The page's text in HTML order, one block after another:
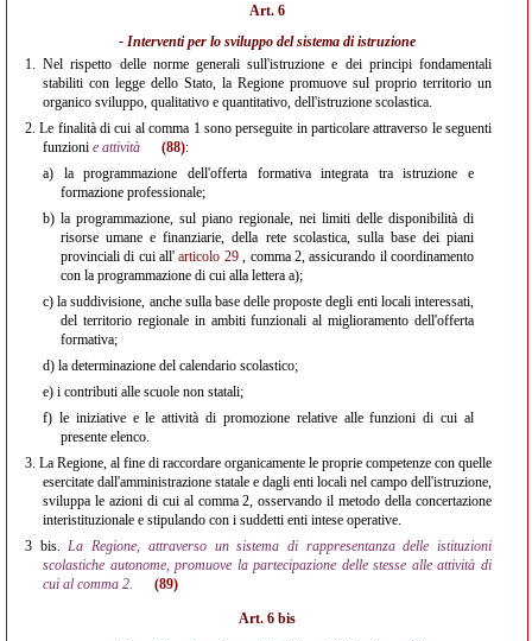
Art. 6
- Interventi per lo sviluppo del sistema di istruzione
1.Nel rispetto delle norme generali sull'istruzione e dei principi fondamentali
stabiliti con legge dello Stato, la Regione promuove sul proprio territorio un
organico sviluppo, qualitativo e quantitativo, dell'istruzione scolastica.
2.Le finalità di cui al comma 1 sono perseguite in particolare attraverso le seguenti
funzioni e attività (88):
a) la programmazione dell'offerta formativa integrata tra istruzione e
formazione professionale;
b) la programmazione, sul piano regionale, nei limiti delle disponibilità di
risorse umane e finanziarie, della rete scolastica, sulla base dei piani
provinciali di cui all'articolo 29, comma 2, assicurando il coordinamento
con la programmazione di cui alla lettera a);
c) la suddivisione, anche sulla base delle proposte degli enti locali interessati,
del territorio regionale in ambiti funzionali al miglioramento dell'offerta
formativa;
d) la determinazione del calendario scolastico;
e) i contributi alle scuole non statali;
f) le iniziative e le attività di promozione relative alle funzioni di cui al
presente elenco.
3. La Regione, al fine di raccordare organicamente le proprie competenze con quelle
esercitate dall'amministrazione statale e dagli enti locali nel campo dell'istruzione,
sviluppa le azioni di cui al comma 2, osservando il metodo della concertazione
interistituzionale e stipulando con i suddetti enti intese operative.
3 bis. La Regione, attraverso un sistema di rappresentanza delle istituzioni
scolastiche autonome, promuove la partecipazione delle stesse alle attività di
cui al comma 2.
(89)
Art. 6 bis